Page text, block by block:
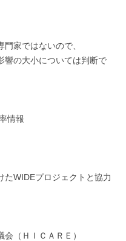
家ではないので、
響の大小については判断で
情報
WIDEプロジェクトと協力
（ＨＩＣＡＲＥ）